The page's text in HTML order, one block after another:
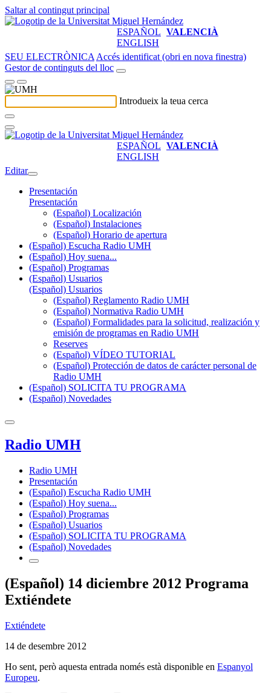
Saltar al contingut principal
ESPAÑOL VALENCIÀ
ENGLISH
SEU ELECTRÒNICA Accés identificat (obri en nova finestra)
Gestor de continguts del lloc
Introdueix la teua cerca
ESPAÑOL VALENCIÀ
ENGLISH
Editar
Presentación
Presentación
(Español) Localización
(Español) Instalaciones
(Español) Horario de apertura
(Español) Escucha Radio UMH
(Español) Hoy suena...
(Español) Programas
(Español) Usuarios
(Español) Usuarios
(Español) Reglamento Radio UMH
(Español) Normativa Radio UMH
(Español) Formalidades para la solicitud, realización y
emisión de programas en Radio UMH
Reserves
(Español) VÍDEO TUTORIAL
(Español) Protección de datos de carácter personal de
Radio UMH
(Español) SOLICITA TU PROGRAMA
(Español) Novedades
Radio UMH
Radio UMH
Presentación
(Español) Escucha Radio UMH
(Español) Hoy suena...
(Español) Programas
(Español) Usuarios
(Español) SOLICITA TU PROGRAMA
(Español) Novedades
(Español) 14 diciembre 2012 Programa
Extiéndete
Extiéndete
14 de desembre 2012
Ho sent, però aquesta entrada només està disponible en Espanyol
Europeu.